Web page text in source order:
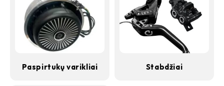
Paspirtukų varikliai Stabdžiai